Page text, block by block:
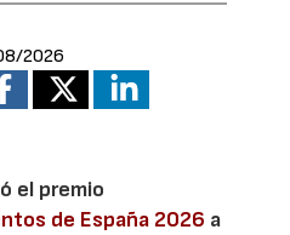
2026
el premio
de España 2026 a